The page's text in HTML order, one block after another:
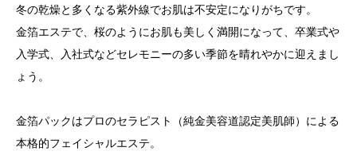
冬の乾燥と多くなる紫外線でお肌は不安定になりがちです。
金箔エステで、桜のようにお肌も美しく満開になって、卒業式や
入学式、入社式などセレモニーの多い季節を晴れやかに迎えまし
ょう。
金箔パックはプロのセラピスト（純金美容道認定美肌師）による
本格的フェイシャルエステ。